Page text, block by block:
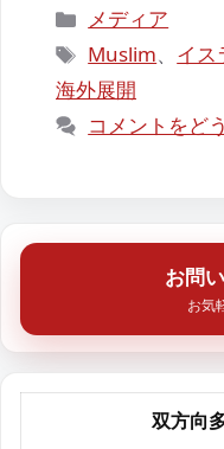
カ
テ
ゴ
リ
ー
メディア
タ
グ
Muslim、 イス
海外展開
コメントをど
お問
お気
双方向